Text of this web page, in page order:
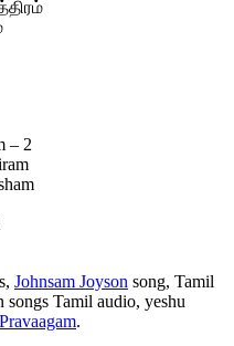
– 2
Johnsam Joyson song, Tamil
Tamil audio, yeshu
.